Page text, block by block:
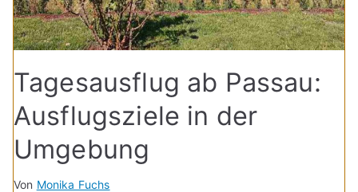
Tagesausflug ab Passau:
Ausflugsziele in der
Umgebung
Von Monika Fuchs